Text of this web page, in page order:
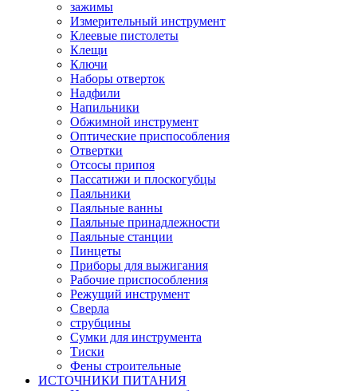
зажимы
Измерительный инструмент
Клеевые пистолеты
Клещи
Ключи
Наборы отверток
Надфили
Напильники
Обжимной инструмент
Оптические приспособления
Отвертки
Отсосы припоя
Пассатижи и плоскогубцы
Паяльники
Паяльные ванны
Паяльные принадлежности
Паяльные станции
Пинцеты
Приборы для выжигания
Рабочие приспособления
Режущий инструмент
Сверла
струбцины
Сумки для инструмента
Тиски
Фены строительные
ИСТОЧНИКИ ПИТАНИЯ